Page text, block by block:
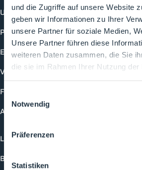
und die Zugriffe auf unsere Website
geben wir Informationen zu Ihrer
unsere Partner für soziale Medien,
Unsere Partner führen diese
weiteren Daten zusammen, die Sie
die sie im Rahmen Ihrer Nutzung
Einwilligungsauswahl
Notwendig
Präferenzen
Statistiken
Unternehmen
Produkte
Events
Vorträge
Future-Faces
Academy
Login
Buchungsmöglichkeiten